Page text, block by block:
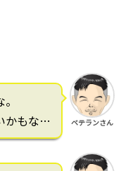
かもな…
ベテランさん